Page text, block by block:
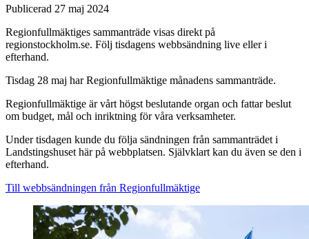
Publicerad 27 maj 2024
Regionfullmäktiges sammanträde visas direkt på
regionstockholm.se. Följ tisdagens webbsändning live eller i
efterhand.
Tisdag 28 maj har Regionfullmäktige månadens sammanträde.
Regionfullmäktige är vårt högst beslutande organ och fattar beslut
om budget, mål och inriktning för våra verksamheter.
Under tisdagen kunde du följa sändningen från sammanträdet i
Landstingshuset här på webbplatsen. Självklart kan du även se den i
efterhand.
Till webbsändningen från Regionfullmäktige